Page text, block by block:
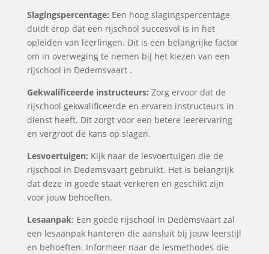
Slagingspercentage: Een hoog slagingspercentage
duidt erop dat een rijschool succesvol is in het
opleiden van leerlingen. Dit is een belangrijke factor
om in overweging te nemen bij het kiezen van een
rijschool in Dedemsvaart .
Gekwalificeerde instructeurs: Zorg ervoor dat de
rijschool gekwalificeerde en ervaren instructeurs in
dienst heeft. Dit zorgt voor een betere leerervaring
en vergroot de kans op slagen.
Lesvoertuigen: Kijk naar de lesvoertuigen die de
rijschool in Dedemsvaart gebruikt. Het is belangrijk
dat deze in goede staat verkeren en geschikt zijn
voor jouw behoeften.
Lesaanpak: Een goede rijschool in Dedemsvaart zal
een lesaanpak hanteren die aansluit bij jouw leerstijl
en behoeften. Informeer naar de lesmethodes die